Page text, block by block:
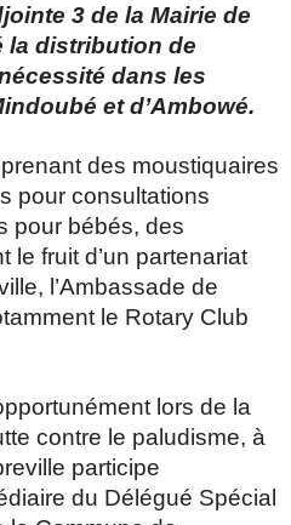
3 de la Mairie de
la distribution de
dans les
et d’Ambowé.
des moustiquaires
pour consultations
pour bébés, des
le fruit d’un partenariat
l’Ambassade de
le Rotary Club
lors de la
contre le paludisme, à
participe
du Délégué Spécial